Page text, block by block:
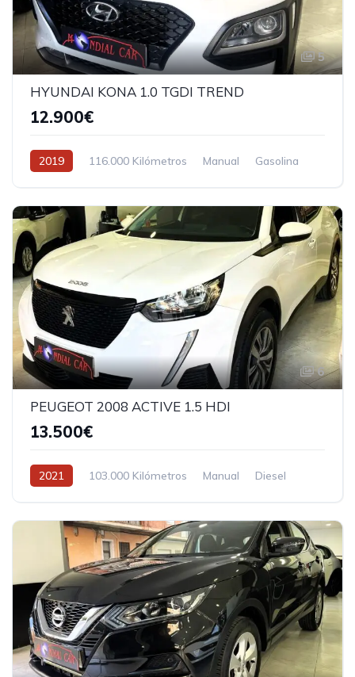
5
HYUNDAI KONA 1.0 TGDI TREND
12.900€
2019 116.000 Kilómetros Manual Gasolina
6
PEUGEOT 2008 ACTIVE 1.5 HDI
13.500€
2021 103.000 Kilómetros Manual Diesel